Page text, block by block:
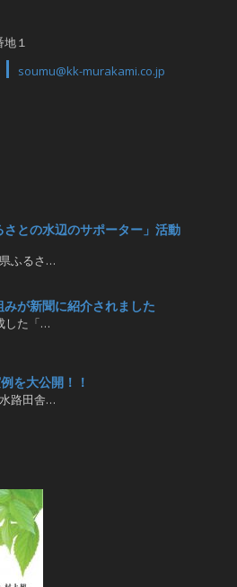
１
soumu@kk-murakami.co.jp
さとの水辺のサポーター」活動
ふるさ…
みが新聞に紹介されました
した「…
を大公開！！
路田舎…